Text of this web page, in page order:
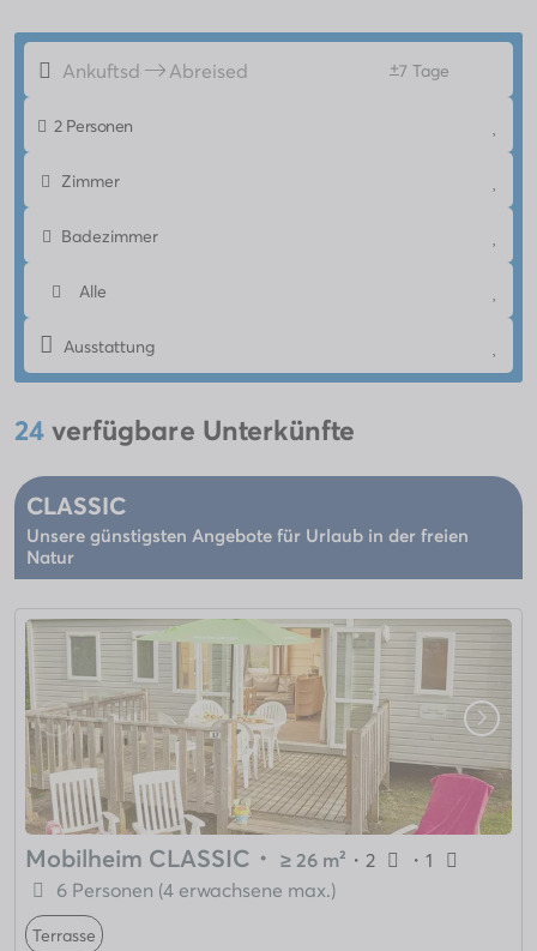
+7 Tage
2 Personen
Zimmer
Badezimmer
Alle
Ausstattung
24 verfügbare Unterkünfte
CLASSIC
Unsere günstigsten Angebote für Urlaub in der freien
Natur
Mobilheim CLASSIC ・ ≥ 26 m² ・ 2 ・1
6 Personen (4 erwachsene max.)
Terrasse